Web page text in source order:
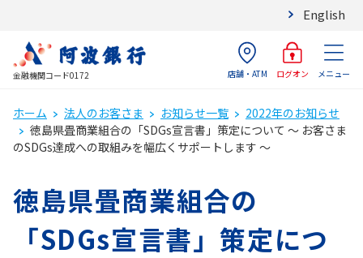
English
金融機関コード0172 店舗・ATM ログオン メニュー
ホーム 法人のお客さま お知らせ一覧
2022年のお知らせ
徳島県畳商業組合の「SDGs宣言書」策定について ～ お客さま
のSDGs達成への取組みを幅広くサポートします ～
徳島県畳商業組合の
「SDGs宣言書」策定につ